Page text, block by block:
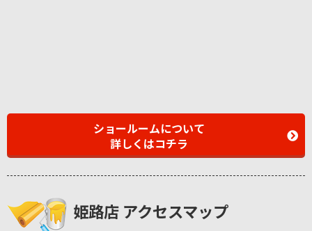
ショールームについて
詳しくはコチラ
姫路店 アクセスマップ